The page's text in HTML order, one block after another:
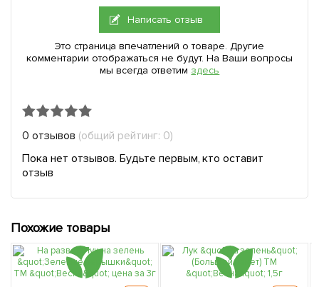
Написать отзыв
Это страница впечатлений о товаре. Другие
комментарии отображаться не будут. На Ваши вопросы
мы всегда ответим здесь
0 отзывов (общий рейтинг: 0)
Пока нет отзывов. Будьте первым, кто оставит
отзыв
Похожие товары